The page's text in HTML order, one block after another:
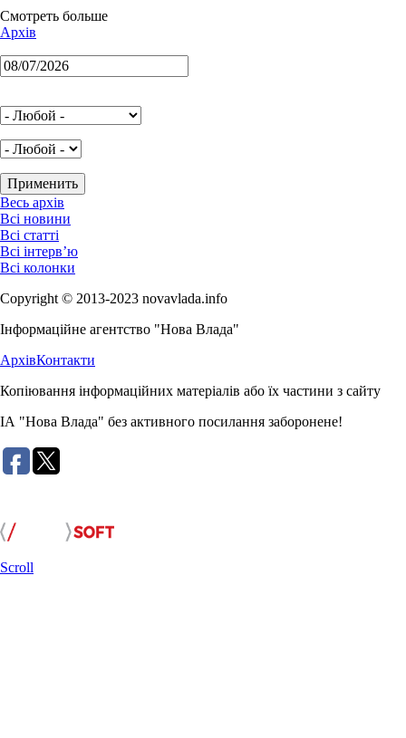
Смотреть больше
Архів
Весь архів
Всі новини
Всі статті
Всі інтерв’ю
Всі колонки
Copyright © 2013-2023 novavlada.info
Інформаційне агентство "Нова Влада"
АрхівКонтакти
Копіювання інформаційних матеріалів або їх частини з сайту
ІА "Нова Влада" без активного посилання заборонене!
Scroll